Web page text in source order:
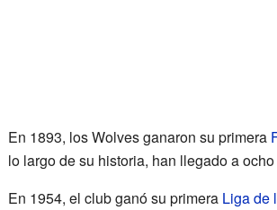
En 1893, los Wolves ganaron su primera
lo largo de su historia, han llegado a
En 1954, el club ganó su primera Liga de